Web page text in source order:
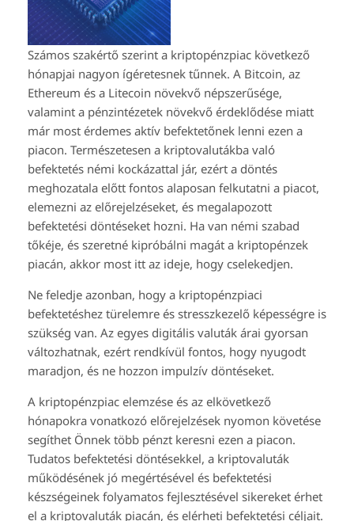
Számos szakértő szerint a kriptopénzpiac következő
hónapjai nagyon ígéretesnek tűnnek. A Bitcoin, az
Ethereum és a Litecoin növekvő népszerűsége,
valamint a pénzintézetek növekvő érdeklődése miatt
már most érdemes aktív befektetőnek lenni ezen a
piacon. Természetesen a kriptovalutákba való
befektetés némi kockázattal jár, ezért a döntés
meghozatala előtt fontos alaposan felkutatni a piacot,
elemezni az előrejelzéseket, és megalapozott
befektetési döntéseket hozni. Ha van némi szabad
tőkéje, és szeretné kipróbálni magát a kriptopénzek
piacán, akkor most itt az ideje, hogy cselekedjen.
Ne feledje azonban, hogy a kriptopénzpiaci
befektetéshez türelemre és stresszkezelő képességre is
szükség van. Az egyes digitális valuták árai gyorsan
változhatnak, ezért rendkívül fontos, hogy nyugodt
maradjon, és ne hozzon impulzív döntéseket.
A kriptopénzpiac elemzése és az elkövetkező
hónapokra vonatkozó előrejelzések nyomon követése
segíthet Önnek több pénzt keresni ezen a piacon.
Tudatos befektetési döntésekkel, a kriptovaluták
működésének jó megértésével és befektetési
készségeinek folyamatos fejlesztésével sikereket érhet
el a kriptovaluták piacán, és elérheti befektetési céljait.